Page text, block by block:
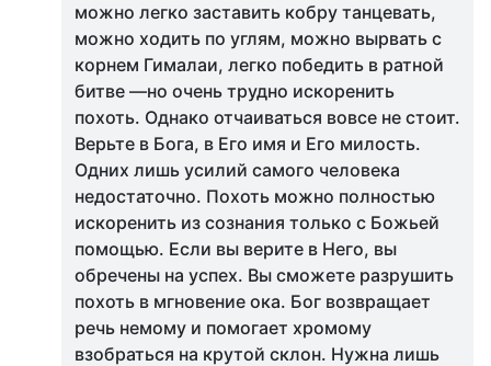
можно легко заставить кобру танцевать,
можно ходить по углям, можно вырвать с
корнем Гималаи, легко победить в ратной
битве —но очень трудно искоренить
похоть. Однако отчаиваться вовсе не стоит.
Верьте в Бога, в Его имя и Его милость.
Одних лишь усилий самого человека
недостаточно. Похоть можно полностью
искоренить из сознания только с Божьей
помощью. Если вы верите в Него, вы
обречены на успех. Вы сможете разрушить
похоть в мгновение ока. Бог возвращает
речь немому и помогает хромому
взобраться на крутой склон. Нужна лишь